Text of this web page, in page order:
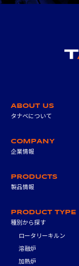
ABOUT US
タナベについて
COMPANY
企業情報
PRODUCTS
製品情報
PRODUCT TYPE
種別から探す
ロータリーキルン
溶融炉
加熱炉